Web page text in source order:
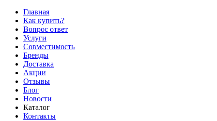
Главная
Как купить?
Вопрос ответ
Услуги
Совместимость
Бренды
Доставка
Акции
Отзывы
Блог
Новости
Каталог
Контакты